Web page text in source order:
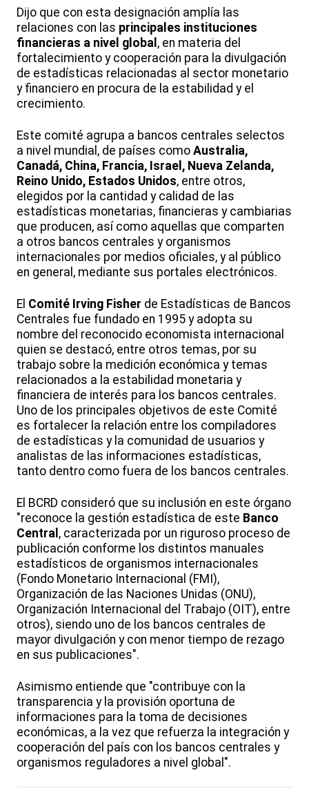
Dijo que con esta designación amplía las
relaciones con las principales instituciones
financieras a nivel global , en materia del
fortalecimiento y cooperación para la divulgación
de estadísticas relacionadas al sector monetario
y financiero en procura de la estabilidad y el
crecimiento.
Este comité agrupa a bancos centrales selectos
a nivel mundial, de países como Australia,
Canadá, China, Francia, Israel, Nueva Zelanda,
Reino Unido, Estados Unidos, entre otros,
elegidos por la cantidad y calidad de las
estadísticas monetarias, financieras y cambiarias
que producen, así como aquellas que comparten
a otros bancos centrales y organismos
internacionales por medios oficiales, y al público
en general, mediante sus portales electrónicos.
El Comité Irving Fisher de Estadísticas de Bancos
Centrales fue fundado en 1995 y adopta su
nombre del reconocido economista internacional
quien se destacó, entre otros temas, por su
trabajo sobre la medición económica y temas
relacionados a la estabilidad monetaria y
financiera de interés para los bancos centrales.
Uno de los principales objetivos de este Comité
es fortalecer la relación entre los compiladores
de estadísticas y la comunidad de usuarios y
analistas de las informaciones estadísticas,
tanto dentro como fuera de los bancos centrales.
El BCRD consideró que su inclusión en este órgano
"reconoce la gestión estadística de este Banco
Central , caracterizada por un riguroso proceso de
publicación conforme los distintos manuales
estadísticos de organismos internacionales
(Fondo Monetario Internacional (FMI),
Organización de las Naciones Unidas (ONU),
Organización Internacional del Trabajo (OIT), entre
otros), siendo uno de los bancos centrales de
mayor divulgación y con menor tiempo de rezago
en sus publicaciones".
Asimismo entiende que "contribuye con la
transparencia y la provisión oportuna de
informaciones para la toma de decisiones
económicas, a la vez que refuerza la integración y
cooperación del país con los bancos centrales y
organismos reguladores a nivel global".